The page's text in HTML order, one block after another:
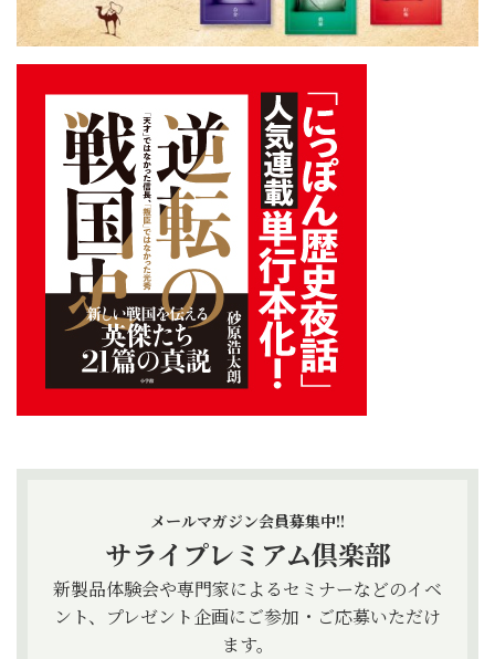
メールマガジン会員募集中!!
サライプレミアム倶楽部
新製品体験会や専門家によるセミナーなどのイベ
ント、プレゼント企画にご参加・ご応募いただけ
ます。